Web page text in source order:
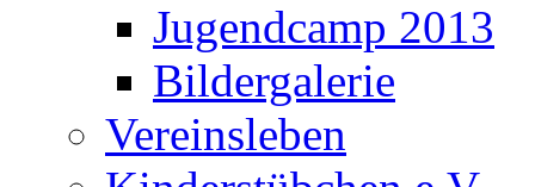
Jugendcamp 2013
Bildergalerie
Vereinsleben